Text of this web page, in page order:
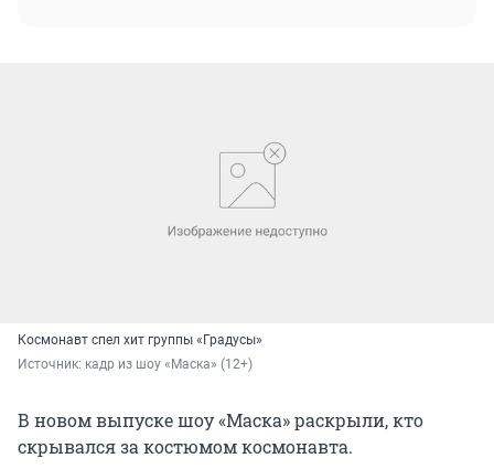
Космонавт спел хит группы «Градусы»
Источник: кадр из шоу «Маска» (12+)
В новом выпуске шоу «Маска» раскрыли, кто
скрывался за костюмом космонавта.